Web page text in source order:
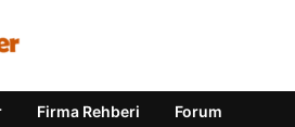
Firma Rehberi Forum